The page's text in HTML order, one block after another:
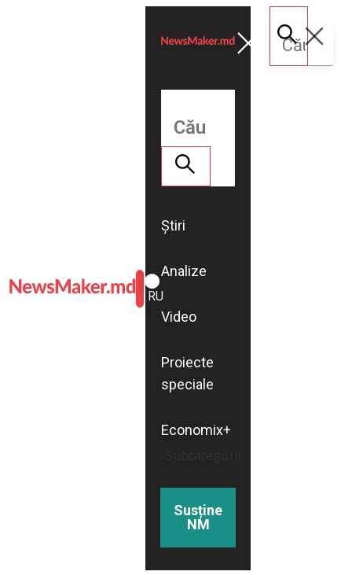
ROMÂNĂ
RU
Știri
Analize
Video
Proiecte
speciale
Economix+
Susține
NM